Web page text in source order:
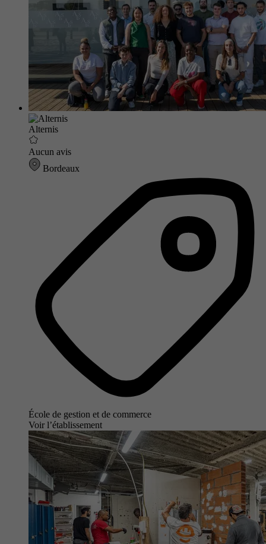
Alternis
Aucun avis
Bordeaux
École de gestion et de commerce
Voir l’établissement